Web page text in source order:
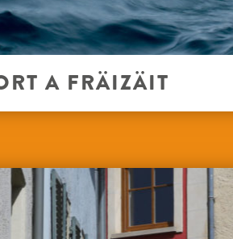
A FRÄIZÄIT
PARKOUR
ÄISPIST
VËLO